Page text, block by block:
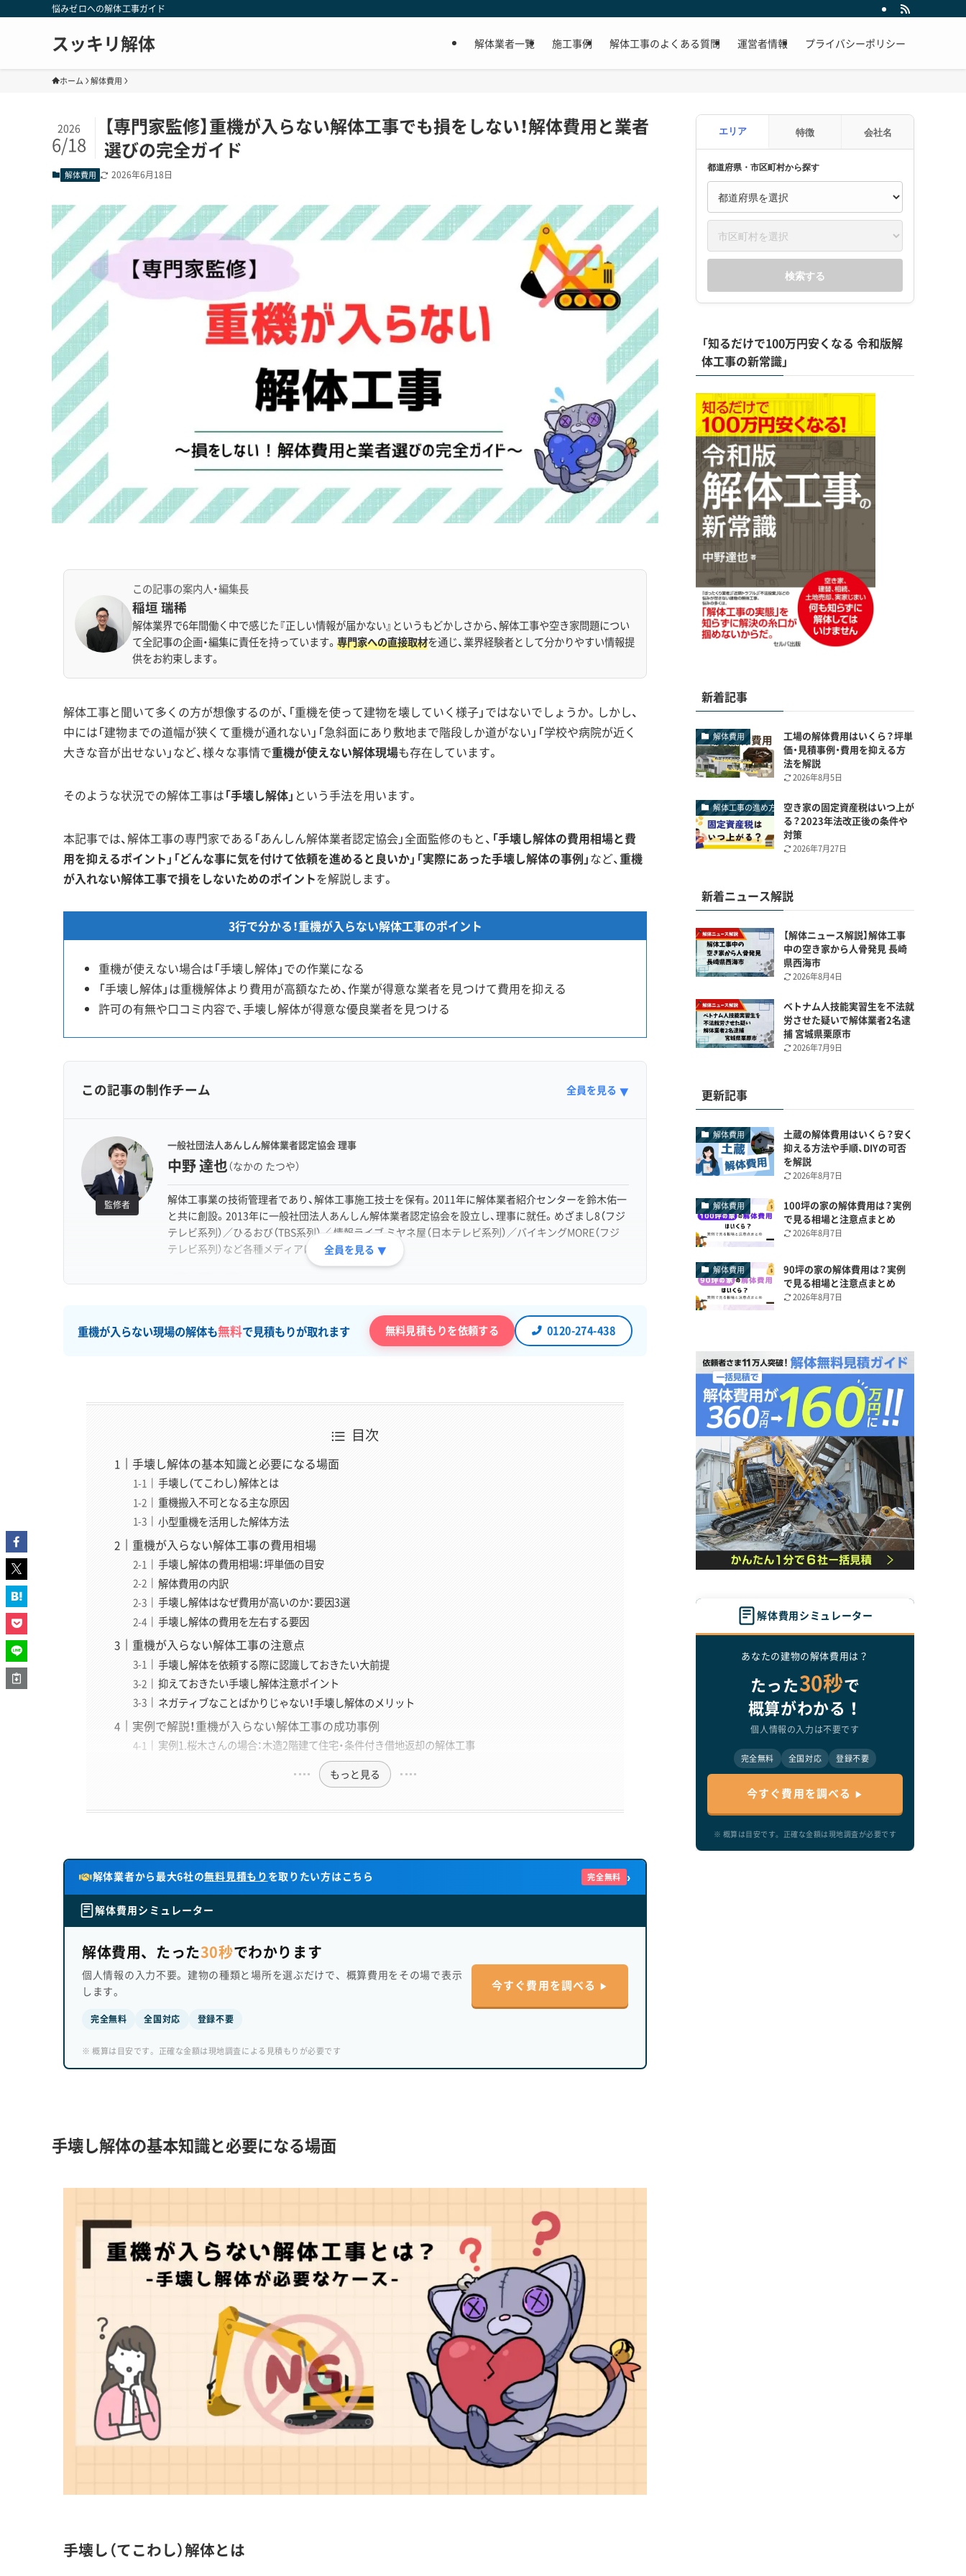
悩みゼロへの解体工事ガイド
スッキリ解体 解体業者一覧 施工事例 解体工事のよくある質問 運営者情報 プライバシーポリシー
ホーム 解体費用
【専門家監修】重機が入らない解体工事でも損をしない！解体費用と業者
選びの完全ガイド
2026
6/18
解体費用 2026年6月18日
この記事の案内人・編集長
稲垣 瑞稀
解体業界で6年間働く中で感じた『正しい情報が届かない』というもどかしさから、解体工事や空き家問題につい
て全記事の企画・編集に責任を持っています。 専門家への直接取材を通じ、業界経験者として分かりやすい情報提
供をお約束します。
解体工事と聞いて多くの方が想像するのが、「重機を使って建物を壊していく様子」ではないでしょうか。しかし、
中には「建物までの道幅が狭くて重機が通れない」「急斜面にあり敷地まで階段しか道がない」「学校や病院が近く
大きな音が出せない」など、様々な事情で重機が使えない解体現場も存在しています。
そのような状況での解体工事は「手壊し解体」 という手法を用います。
本記事では、解体工事の専門家である「あんしん解体業者認定協会」全面監修のもと、 「手壊し解体の費用相場と費
用を抑えるポイント」「どんな事に気を付けて依頼を進めると良いか」「実際にあった手壊し解体の事例」など、重機
が入れない解体工事で損をしないためのポイントを解説します。
3行で分かる！重機が入らない解体工事のポイント
重機が使えない場合は「手壊し解体」での作業になる
「手壊し解体」は重機解体より費用が高額なため、作業が得意な業者を見つけて費用を抑える
許可の有無や口コミ内容で、手壊し解体が得意な優良業者を見つける
この記事の制作チーム 全員を見る ▼
監修者
一般社団法人あんしん解体業者認定協会 理事
中野 達也（なかの たつや）
解体工事業の技術管理者であり、解体工事施工技士を保有。2011年に解体業者紹介センターを鈴木佑一
と共に創設。2013年に一般社団法人あんしん解体業者認定協会を設立し、理事に就任。めざまし8（フジ
テレビ系列）／ひるおび（TBS系列）／ 情報ライブ ミヤネ屋（日本テレビ系列）／バイキングMORE（フジ
テレビ系列）など各種メディアに出演。
運営責任者
補助金・税制）にも取材領域を広げている。正しい情報が届かず困っている方を助けたいという想いか
「スッキリ解体」専属ライター
秋田 栞 （あきた しおり）
「どんな専門的な情報も、『なるほど！』に変わる瞬間を大切に、解説します。」
複雑な情報を分かりやすく紐解くことを得意とするライター。毎週の専門勉強会で得た最新知識を元
に、読者の「なぜ？」「どうして？」を「わかった！」に変える記事を執筆。現場の職人さんが話す言葉と、お
客様が使う言葉の橋渡し役となることを目指している。
全員を見る ▼
重機が入らない現場の解体も無料で見積もりが取れます 無料見積もりを依頼する 0120-274-438
目次
手壊し解体の基本知識と必要になる場面
手壊し（てこわし）解体とは
重機搬入不可となる主な原因
小型重機を活用した解体方法
重機が入らない解体工事の費用相場
手壊し解体の費用相場：坪単価の目安
解体費用の内訳
手壊し解体はなぜ費用が高いのか：要因3選
手壊し解体の費用を左右する要因
重機が入らない解体工事の注意点
手壊し解体を依頼する際に認識しておきたい大前提
抑えておきたい手壊し解体注意ポイント
ネガティブなことばかりじゃない！手壊し解体のメリット
実例で解説！重機が入らない解体工事の成功事例
実例1.桜木さんの場合：木造2階建て住宅・条件付き借地返却の解体工事
もっと見る
解体業者から最大6社の無料見積もり を取りたい方はこちら 完全無料 ›
解体費用シミュレーター
解体費用、たった 30秒でわかります
個人情報の入力不要。建物の種類と場所を選ぶだけで、概算費用をその場で表示
します。
完全無料 全国対応 登録不要
今すぐ費用を調べる
※ 概算は目安です。正確な金額は現地調査による見積もりが必要です
手壊し解体の基本知識と必要になる場面
手壊し（てこわし）解体とは
エリア 特徴 会社名
都道府県・市区町村から探す
検索する
「知るだけで100万円安くなる 令和版解
体工事の新常識」
新着記事
解体費用
工場の解体費用はいくら？坪単
価・見積事例・費用を抑える方
法を解説
2026年8月5日
解体工事の進め方
空き家の固定資産税はいつ上が
る？2023年法改正後の条件や
対策
2026年7月27日
新着ニュース解説
【解体ニュース解説】解体工事
中の空き家から人骨発見 長崎
県西海市
2026年8月4日
ベトナム人技能実習生を不法就
労させた疑いで解体業者2名逮
捕 宮城県栗原市
2026年7月9日
更新記事
解体費用
土蔵の解体費用はいくら？安く
抑える方法や手順、DIYの可否
を解説
2026年8月7日
解体費用
100坪の家の解体費用は？実例
で見る相場と注意点まとめ
2026年8月7日
解体費用
90坪の家の解体費用は？実例
で見る相場と注意点まとめ
2026年8月7日
解体費用シミュレーター
あなたの建物の解体費用は？
たった30秒で
概算がわかる！
個人情報の入力は不要です
完全無料 全国対応 登録不要
今すぐ費用を調べる
※ 概算は目安です。正確な金額は現地調査が必要です